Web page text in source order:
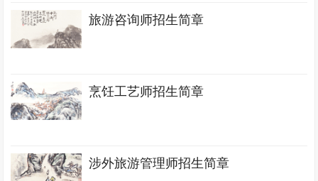
旅游咨询师招生简章
烹饪工艺师招生简章
涉外旅游管理师招生简章